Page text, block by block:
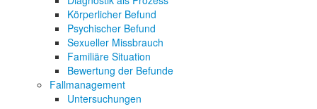
Körperlicher Befund
Psychischer Befund
Sexueller Missbrauch
Familiäre Situation
Bewertung der Befunde
Fallmanagement
Untersuchungen